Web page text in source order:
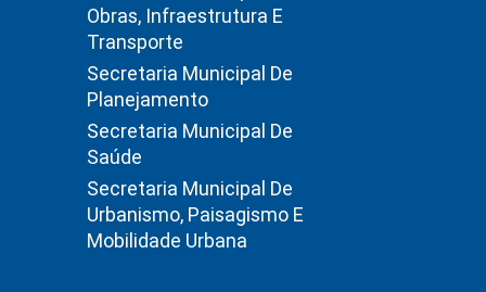
Obras, Infraestrutura E
Transporte
Secretaria Municipal De
Planejamento
Secretaria Municipal De
Saúde
Secretaria Municipal De
Urbanismo, Paisagismo E
Mobilidade Urbana